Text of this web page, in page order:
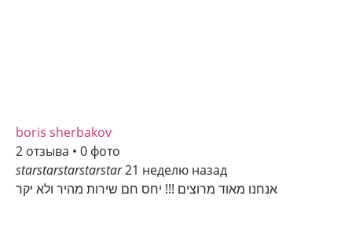
boris sherbakov
2 отзыва • 0 фото
starstarstarstarstar21 неделю назад
אנחנו מאוד מרוצים !!! יחס חם שירות מהיר ולא יקר